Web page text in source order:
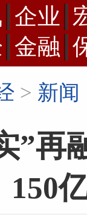
企业
金融
> 新闻
”再
150